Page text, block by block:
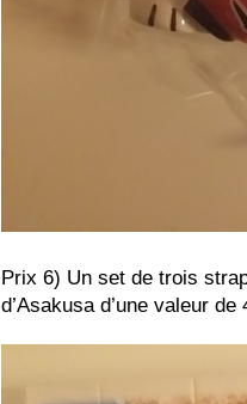
Prix 6) Un set de trois
d’Asakusa d’une valeur de